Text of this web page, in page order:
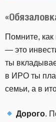
Помните,
— это
ты
в ИРО ты
семьи, а в
Дорого.